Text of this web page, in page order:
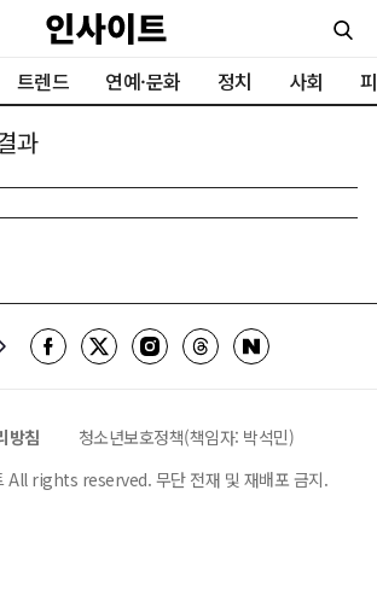
트렌드 연예·문화 정치 사회
과
방침
청소년보호정책(책임자: 박석민)
All rights reserved. 무단 전재 및 재배포 금지.